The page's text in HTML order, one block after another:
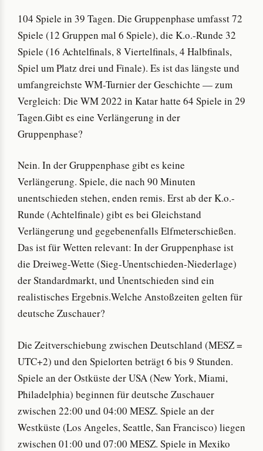
104 Spiele in 39 Tagen. Die Gruppenphase umfasst 72
Spiele (12 Gruppen mal 6 Spiele), die K.o.-Runde 32
Spiele (16 Achtelfinals, 8 Viertelfinals, 4 Halbfinals,
Spiel um Platz drei und Finale). Es ist das längste und
umfangreichste WM-Turnier der Geschichte — zum
Vergleich: Die WM 2022 in Katar hatte 64 Spiele in 29
Tagen.Gibt es eine Verlängerung in der
Gruppenphase?
Nein. In der Gruppenphase gibt es keine
Verlängerung. Spiele, die nach 90 Minuten
unentschieden stehen, enden remis. Erst ab der K.o.-
Runde (Achtelfinale) gibt es bei Gleichstand
Verlängerung und gegebenenfalls Elfmeterschießen.
Das ist für Wetten relevant: In der Gruppenphase ist
die Dreiweg-Wette (Sieg-Unentschieden-Niederlage)
der Standardmarkt, und Unentschieden sind ein
realistisches Ergebnis.Welche Anstoßzeiten gelten für
deutsche Zuschauer?
Die Zeitverschiebung zwischen Deutschland (MESZ =
UTC+2) und den Spielorten beträgt 6 bis 9 Stunden.
Spiele an der Ostküste der USA (New York, Miami,
Philadelphia) beginnen für deutsche Zuschauer
zwischen 22:00 und 04:00 MESZ. Spiele an der
Westküste (Los Angeles, Seattle, San Francisco) liegen
zwischen 01:00 und 07:00 MESZ. Spiele in Mexiko